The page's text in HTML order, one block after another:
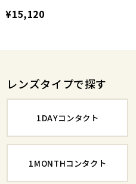
¥15,120
レンズタイプで探す
1DAYコンタクト
1MONTHコンタクト